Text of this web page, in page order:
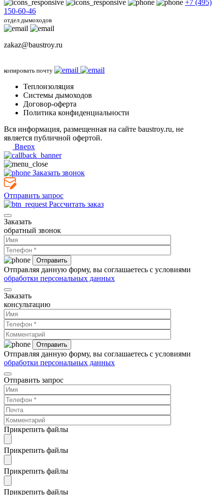
+7 (495)
150-60-46
отдел дымоходов
zakaz@baustroy.ru
копировать почту
Теплоизоляция
Системы дымоходов
Договор-оферта
Политика конфиденциальности
Вся информация, размещенная на сайте baustroy.ru, не
является публичной офертой.
Вверх
Заказать звонок
Отправить запрос
Рассчитать заказ
Заказать
обратный звонок
Отправляя данную форму, вы соглашаетесь с условиями
обработки персональных данных
Заказать
консультацию
Отправляя данную форму, вы соглашаетесь с условиями
обработки персональных данных
Отправить запрос
Прикрепить файлы
Прикрепить файлы
Прикрепить файлы
Прикрепить файлы